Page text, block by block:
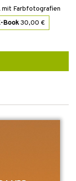
mit Farbfotografien
Book30,00 €